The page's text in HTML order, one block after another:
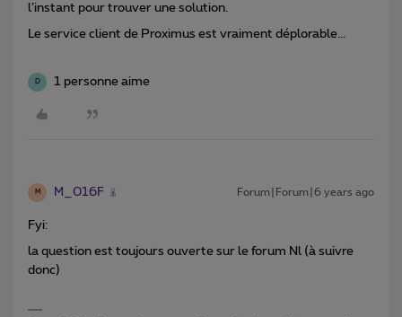
l’instant pour trouver une solution.
Le service client de Proximus est vraiment déplorable...
D 1 personne aime
M M_016F Forum|Forum|6 years ago
Fyi:
la question est toujours ouverte sur le forum Nl (à suivre
donc)